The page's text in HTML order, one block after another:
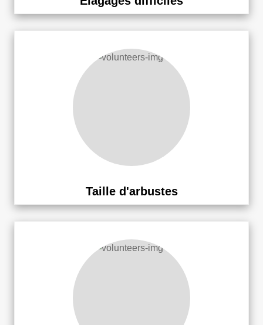
Taille d'arbustes